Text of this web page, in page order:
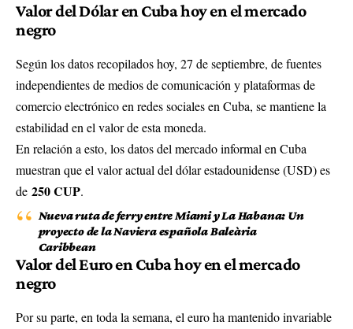
Valor del Dólar en Cuba hoy en el mercado
negro
Según los datos recopilados hoy, 27 de septiembre, de fuentes
independientes de medios de comunicación y plataformas de
comercio electrónico en redes sociales en Cuba, se mantiene la
estabilidad en el valor de esta moneda.
En relación a esto, los datos del mercado informal en Cuba
muestran que el valor actual del dólar estadounidense (USD) es
de 250 CUP.
Nueva ruta de ferry entre Miami y La Habana: Un
proyecto de la Naviera española Baleària
Caribbean
Valor del Euro en Cuba hoy en el mercado
negro
Por su parte, en toda la semana, el euro ha mantenido invariable